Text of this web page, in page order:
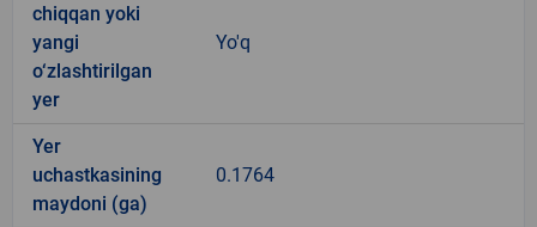
chiqqan yoki
yangi
o‘zlashtirilgan
yer
Yo'q
Yer
uchastkasining
maydoni (ga)
0.1764